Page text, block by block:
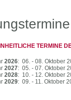
TERMINE
2026: 06. - 08. Oktober
2027: 05. - 07. Oktober
2028: 10. - 12. Oktober
2029: 09. - 11. Oktober